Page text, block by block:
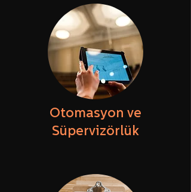
Otomasyon ve
Süpervizörlük